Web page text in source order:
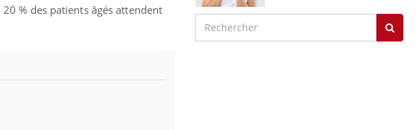
% des patients âgés attendent